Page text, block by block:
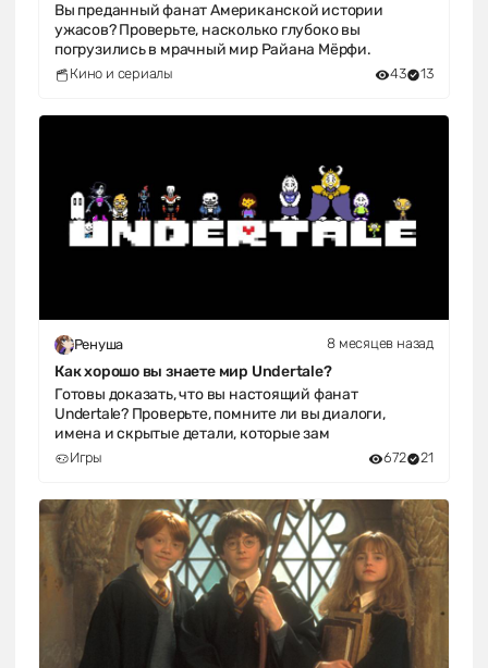
Вы преданный фанат Американской истории
ужасов? Проверьте, насколько глубоко вы
погрузились в мрачный мир Райана Мёрфи.
Кино и сериалы 43 13
Ренуша 8 месяцев назад
Как хорошо вы знаете мир Undertale?
Готовы доказать, что вы настоящий фанат
Undertale? Проверьте, помните ли вы диалоги,
имена и скрытые детали, которые зам
Игры 672 21